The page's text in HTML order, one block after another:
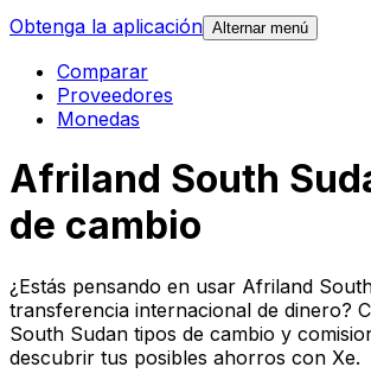
Obtenga la aplicación Alternar menú
Comparar
Proveedores
Monedas
Afriland South
de cambio
¿Estás pensando en usar Afriland
transferencia internacional de dinero?
South Sudan tipos de cambio y
descubrir tus posibles ahorros con Xe.